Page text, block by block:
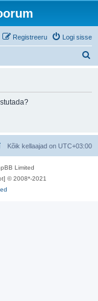
Logi sisse
Registreeru
Kõik kellaajad on UTC+03:00
Limited
© 2008*-2021